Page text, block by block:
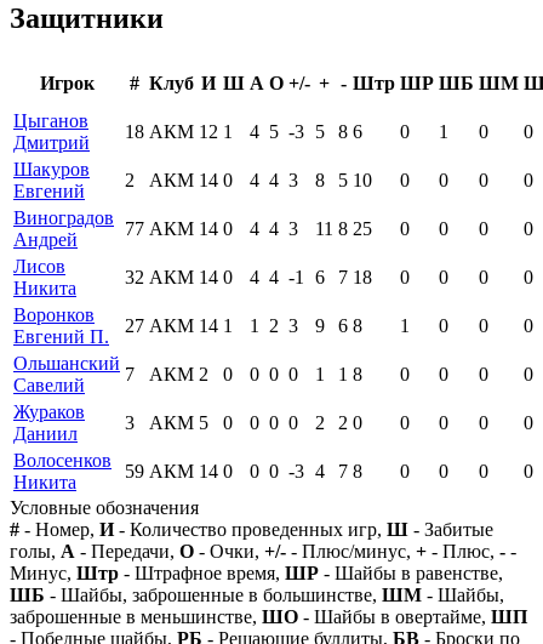
Защитники
Игрок # Клуб И Ш А О +/- + - Штр ШР ШБ ШМ
Цыганов
Дмитрий
18 АКМ 12 1 4 5 -3 5 8 6 0 1 0
0
Шакуров
Евгений
2 АКМ 14 0 4 4 3 8 5 10 0 0 0
0
Виноградов
Андрей
77 АКМ 14 0 4 4 3 11 8 25 0 0 0
0
Лисов
Никита
32 АКМ 14 0 4 4 -1 6 7 18 0 0 0
0
Воронков
Евгений П.
27 АКМ 14 1 1 2 3 9 6 8 1 0 0
0
Ольшанский
Савелий
7 АКМ 2 0 0 0 0 1 1 8 0 0 0
0
Жураков
Даниил
3 АКМ 5 0 0 0 0 2 2 0 0 0 0
0
Волосенков
Никита
59 АКМ 14 0 0 0 -3 4 7 8 0 0 0
0
Условные обозначения
# - Номер, И- Количество проведенных игр, Ш - Забитые
голы, А - Передачи, О - Очки, +/- - Плюс/минус, + - Плюс, - -
Минус, Штр - Штрафное время, ШР - Шайбы в равенстве,
ШБ - Шайбы, заброшенные в большинстве, ШМ - Шайбы,
заброшенные в меньшинстве, ШО - Шайбы в овертайме, ШП
- Победные шайбы, РБ - Решающие буллиты, БВ - Броски по